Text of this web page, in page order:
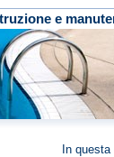
e
In